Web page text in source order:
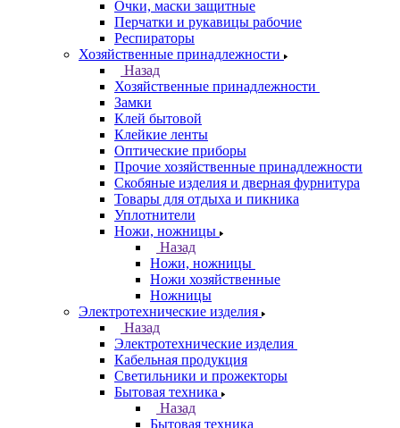
Очки, маски защитные
Перчатки и рукавицы рабочие
Респираторы
Хозяйственные принадлежности
Назад
Хозяйственные принадлежности
Замки
Клей бытовой
Клейкие ленты
Оптические приборы
Прочие хозяйственные принадлежности
Скобяные изделия и дверная фурнитура
Товары для отдыха и пикника
Уплотнители
Ножи, ножницы
Назад
Ножи, ножницы
Ножи хозяйственные
Ножницы
Электротехнические изделия
Назад
Электротехнические изделия
Кабельная продукция
Светильники и прожекторы
Бытовая техника
Назад
Бытовая техника